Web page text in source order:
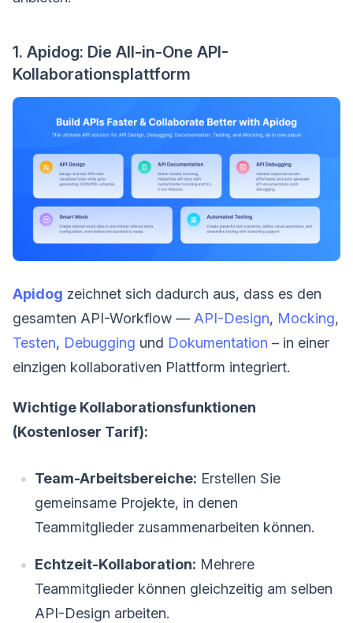
1. Apidog: Die All-in-One API-
Kollaborationsplattform
Apidog zeichnet sich dadurch aus, dass es den
gesamten API-Workflow — API-Design, Mocking,
Testen, Debugging und Dokumentation – in einer
einzigen kollaborativen Plattform integriert.
Wichtige Kollaborationsfunktionen
(Kostenloser Tarif):
Team-Arbeitsbereiche: Erstellen Sie
gemeinsame Projekte, in denen
Teammitglieder zusammenarbeiten können.
Echtzeit-Kollaboration: Mehrere
Teammitglieder können gleichzeitig am selben
API-Design arbeiten.